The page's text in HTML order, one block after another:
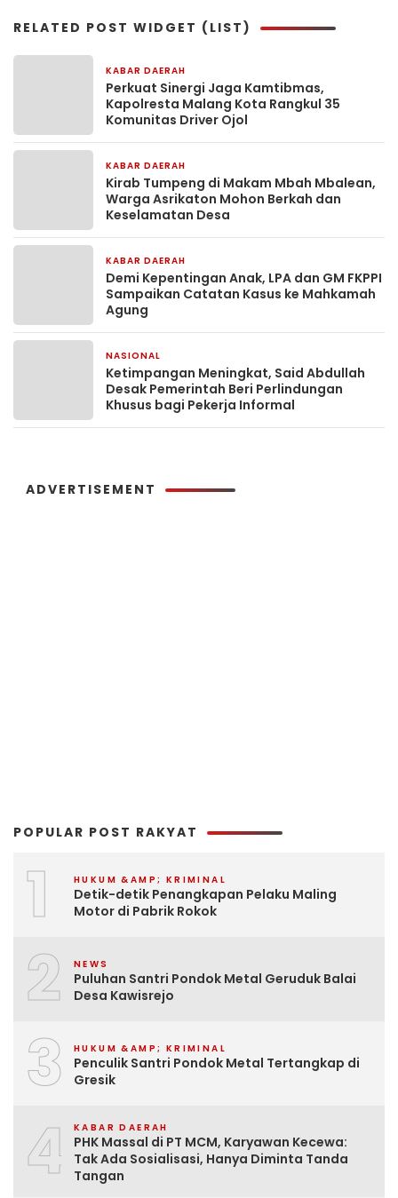
RELATED POST WIDGET (LIST)
KABAR DAERAH
Perkuat Sinergi Jaga Kamtibmas,
Kapolresta Malang Kota Rangkul 35
Komunitas Driver Ojol
KABAR DAERAH
Kirab Tumpeng di Makam Mbah Mbalean,
Warga Asrikaton Mohon Berkah dan
Keselamatan Desa
KABAR DAERAH
Demi Kepentingan Anak, LPA dan GM FKPPI
Sampaikan Catatan Kasus ke Mahkamah
Agung
NASIONAL
Ketimpangan Meningkat, Said Abdullah
Desak Pemerintah Beri Perlindungan
Khusus bagi Pekerja Informal
ADVERTISEMENT
POPULAR POST RAKYAT
1 HUKUM &AMP; KRIMINAL
Detik-detik Penangkapan Pelaku Maling
Motor di Pabrik Rokok
2 NEWS
Puluhan Santri Pondok Metal Geruduk Balai
Desa Kawisrejo
3 HUKUM &AMP; KRIMINAL
Penculik Santri Pondok Metal Tertangkap di
Gresik
4 KABAR DAERAH
PHK Massal di PT MCM, Karyawan Kecewa:
Tak Ada Sosialisasi, Hanya Diminta Tanda
Tangan